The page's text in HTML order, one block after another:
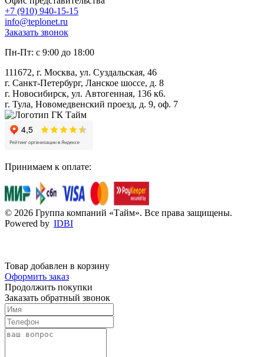
+7 (910) 940-15-15
info@teplonet.ru
Заказать звонок
Пн-Пт: с 9:00 до 18:00
111672, г. Москва, ул. Суздальская, 46
г. Санкт-Петербург, Ланское шоссе, д. 8
г. Новосибирск, ул. Автогенная, 136 к6.
г. Тула, Новомедвенский проезд, д. 9, оф. 7
Принимаем к оплате:
© 2026 Группа компаний «Тайм». Все права защищены.
Powered by IDBI
Товар добавлен в корзину
Оформить заказ
Продолжить покупки
Заказать обратный звонок